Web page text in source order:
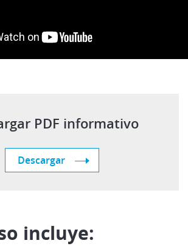
PDF informativo
Descargar
incluye: